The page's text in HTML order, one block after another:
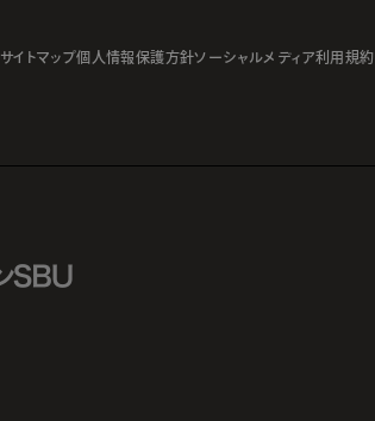
サイトマップ個人情報保護方針ソーシャルメディア利用規約